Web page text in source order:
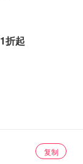
1折起
复制